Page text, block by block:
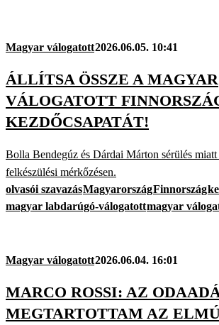
Magyar válogatott2026.06.05. 10:41
ÁLLÍTSA ÖSSZE A MAGYAR
VÁLOGATOTT
KEZDŐCSAPATÁT!
Bolla Bendegúz és Dárdai Márton sérülés miatt
felkészülési mérkőzésen.
olvasói szavazásMagyarországFinnország
magyar labdarúgó-válogatottmagyar
Magyar válogatott2026.06.04. 16:01
MARCO ROSSI: AZ
MEGTARTOTTAM AZ